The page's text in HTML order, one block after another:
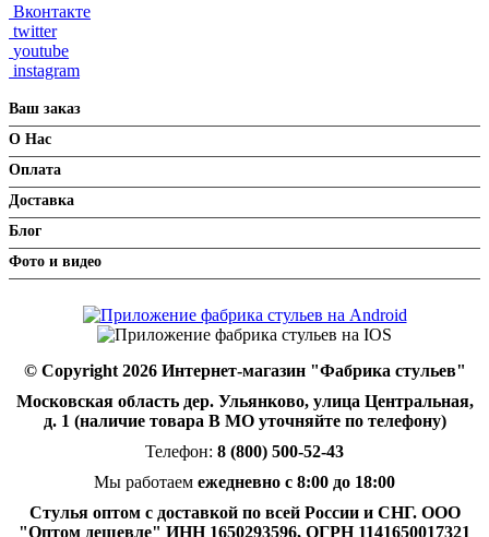
Вконтакте
twitter
youtube
instagram
Ваш заказ
О Нас
Оплата
Доставка
Блог
Фото и видео
© Copyright 2026 Интернет-магазин "Фабрика стульев"
Московская область дер. Ульянково, улица Центральная,
д. 1 (наличие товара В МО уточняйте по телефону)
Телефон: 8 (800) 500-52-43
Мы работаем ежедневно с 8:00 до 18:00
Стулья оптом с доставкой по всей России и СНГ. ООО
"Оптом дешевле" ИНН 1650293596, ОГРН 1141650017321